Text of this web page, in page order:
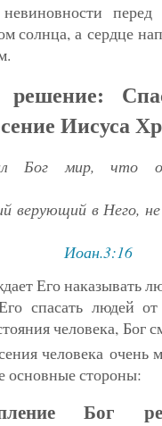
солнца, а серд­це
решение:
Иисуса
Бог мир, что
в Него, не
Иоан.3:16
Его наказывать
спасать людей
человека, Бог
человека очень
основные стороны:
Бог